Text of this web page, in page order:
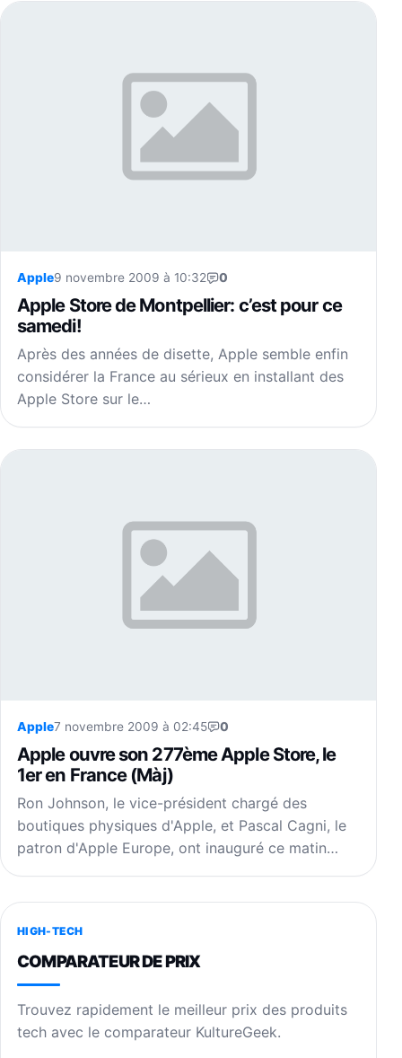
Apple9 novembre 2009 à 10:32 0
Apple Store de Montpellier: c’est pour ce
samedi!
Après des années de disette, Apple semble enfin
considérer la France au sérieux en installant des
Apple Store sur le…
Apple7 novembre 2009 à 02:45 0
Apple ouvre son 277ème Apple Store, le
1er en France (Màj)
Ron Johnson, le vice-président chargé des
boutiques physiques d'Apple, et Pascal Cagni, le
patron d'Apple Europe, ont inauguré ce matin…
HIGH-TECH
COMPARATEUR DE PRIX
Trouvez rapidement le meilleur prix des produits
tech avec le comparateur KultureGeek.